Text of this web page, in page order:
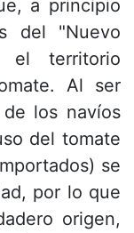
a principio
del "Nuevo
el territorio
Al ser
los navíos
del tomate
se
por lo que
origen,